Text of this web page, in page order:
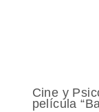
Cine y
película